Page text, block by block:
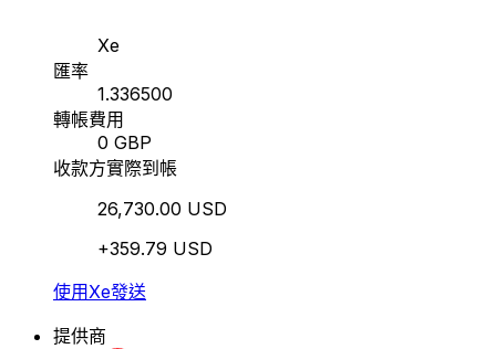
Xe
匯率
1.336500
轉帳費用
0 GBP
收款方實際到帳
26,730.00 USD
+359.79 USD
使用Xe發送
提供商